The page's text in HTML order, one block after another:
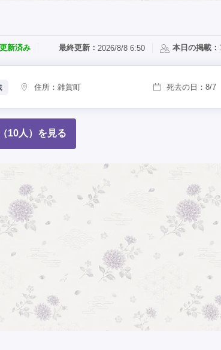
更新済み 最終更新： 2026/8/8 6:50 本日の掲載：
住所：雑賀町 死去の日： 8/7
10人）を見る